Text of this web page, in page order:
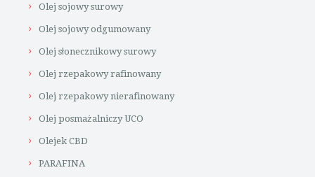
Olej sojowy surowy
Olej sojowy odgumowany
Olej słonecznikowy surowy
Olej rzepakowy rafinowany
Olej rzepakowy nierafinowany
Olej posmażalniczy UCO
Olejek CBD
PARAFINA